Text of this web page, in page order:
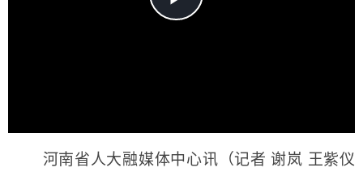
河南省人大融媒体中心讯（记者 谢岚 王紫仪